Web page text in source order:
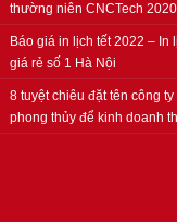
thường niên CNCTech 2020
Báo giá in lịch tết 2022 – In
giá rẻ số 1 Hà Nội
8 tuyệt chiêu đặt tên công
phong thủy để kinh doanh